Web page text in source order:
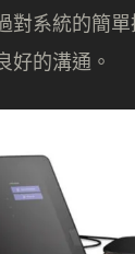
對系統的簡
好的溝通。